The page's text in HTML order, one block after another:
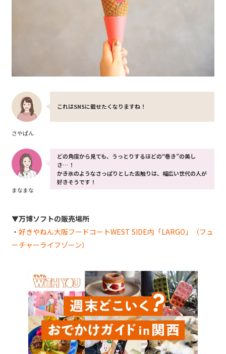
さやぱん
これはSNSに載せたくなりますね！
まなまな
どの角度から見ても、うっとりするほどの“巻き”の美し
さ…！
かき氷のようなさっぱりとした舌触りは、幅広い世代の人が
好きそうです！
▼万博ソフトの販売場所
・ 好きやねん大阪フードコートWEST SIDE内「LARGO」（フュ
ーチャーライフゾーン）